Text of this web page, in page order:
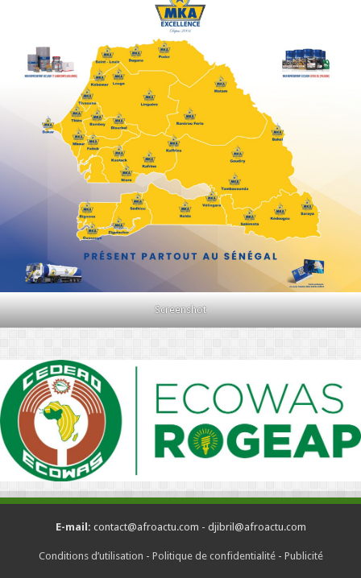
Screenshot
E-mail: contact@afroactu.com - djibril@afroactu.com
Conditions d’utilisation - Politique de confidentialité- Publicité